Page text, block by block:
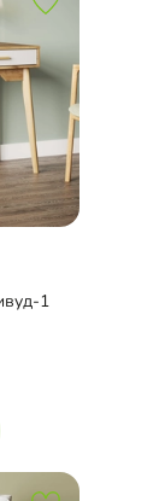
1